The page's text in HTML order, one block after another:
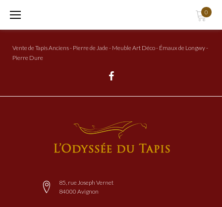
0
Vente de Tapis Anciens - Pierre de Jade - Meuble Art Déco - Émaux de Longwy -
Pierre Dure
85, rue Joseph Vernet
84000 Avignon